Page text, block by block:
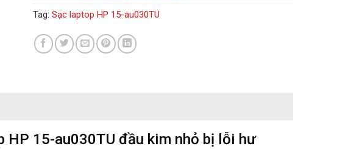
Tag: Sạc laptop HP 15-au030TU
HP 15-au030TU đầu kim nhỏ bị lỗi hư